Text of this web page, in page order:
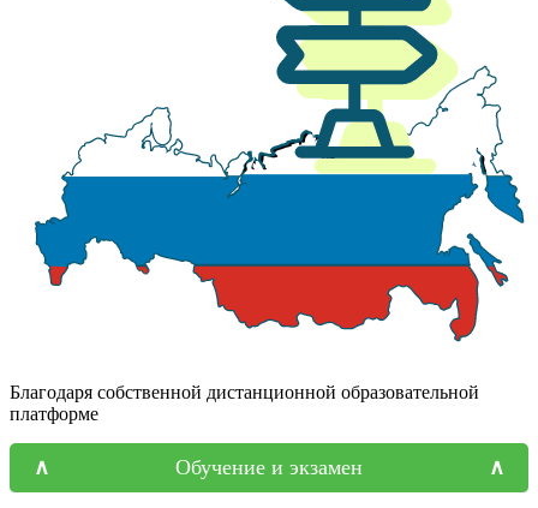
Благодаря собственной дистанционной образовательной
платформе
Обучение и экзамен